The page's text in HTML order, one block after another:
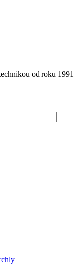
od roku 1991